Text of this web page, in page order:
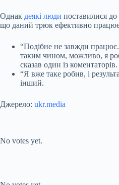
Однак деякі люди поставилися
що даний трюк ефективно працює
“Подібне не завжди працює.
таким чином, можливо, я
сказав один із коментаторів.
“Я вже таке робив, і
інший.
Джерело: ukr.media
No votes yet.